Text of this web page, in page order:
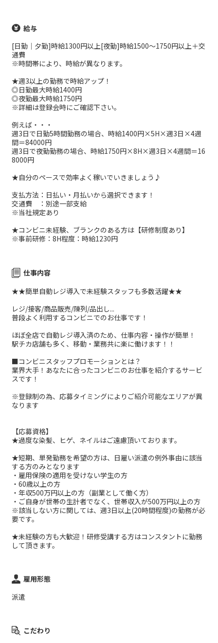
給与
[日勤｜夕勤]時給1300円以上[夜勤]時給1500～1750円以上＋交
通費
※時間帯により、時給が異なります。
★週3以上の勤務で時給アップ！
◎日勤最大時給1400円
◎夜勤最大時給1750円
※詳細は登録会時にご確認下さい。
例えば・・・
週3日で日勤5時間勤務の場合、時給1400円×5H×週3日×4週
間＝84000円
週3日で夜勤勤務の場合、時給1750円×8H×週3日×4週間＝16
8000円
★自分のペースで効率よく稼いでいきましょう♪
支払方法：日払い・月払いから選択できます！
交通費 ：別途一部支給
※当社規定あり
★コンビニ未経験、ブランクのある方は【研修制度あり】
※事前研修：8H程度：時給1230円
仕事内容
★★簡単自動レジ導入で未経験スタッフも多数活躍★★
レジ/接客/商品販売/陳列/品出し...
普段よく利用するコンビニでのお仕事です！
ほぼ全店で自動レジ導入済のため、仕事内容・操作が簡単！
駅チカ店舗も多く、移動・業務共に楽に働けます！！
■コンビニスタッフプロモーションとは？
業界大手！あなたに合ったコンビニのお仕事を紹介するサービ
スです！
※登録制の為、応募タイミングによりご紹介可能なエリアが異
なります
【応募資格】
★過度な染髪、ヒゲ、ネイルはご遠慮頂いております。
★短期、単発勤務を希望の方は、日雇い派遣の例外事由に該当
する方のみとなります
・雇用保険の適用を受けない学生の方
・60歳以上の方
・年収500万円以上の方（副業として働く方）
・ご自身が世帯の生計者でなく、世帯収入が500万円以上の方
※該当しない方に関しては、週3日以上(20時間程度)の勤務が必
要です。
★未経験の方も大歓迎！研修受講する方はコンスタントに勤務
して頂きます。
雇用形態
派遣
こだわり